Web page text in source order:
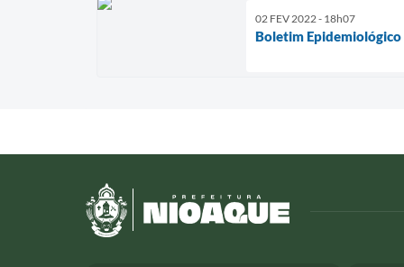
02 FEV 2022 - 18h07
Boletim